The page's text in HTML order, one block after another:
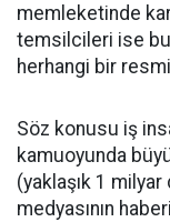
memleketinde
temsilcileri ise
herhangi bir resmi
Söz konusu iş
kamuoyunda
(yaklaşık 1
medyasının